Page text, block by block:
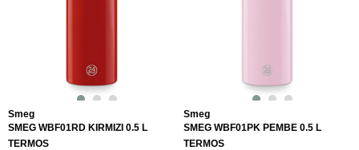
Smeg
SMEG WBF01RD KIRMIZI 0.5 L
TERMOS
Smeg
SMEG WBF01PK PEMBE 0.5 L
TERMOS